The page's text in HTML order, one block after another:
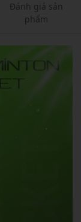
Đánh giá sản
phẩm